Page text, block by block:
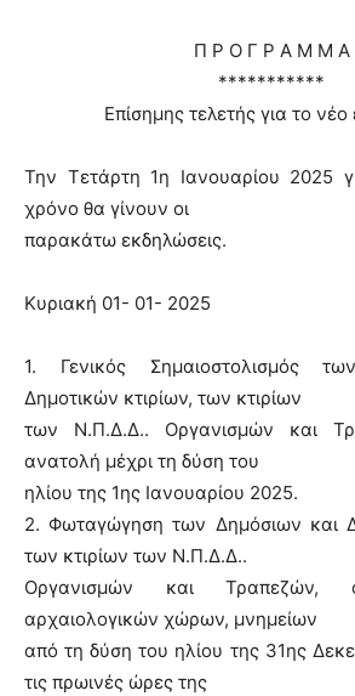
Π Ρ Ο Γ Ρ Α Μ Μ Α
***********
Επίσημης τελετής για το
Την Τετάρτη 1η Ιανουαρίου 2025
χρόνο θα γίνουν οι
παρακάτω εκδηλώσεις.
Κυριακή 01- 01- 2025
1. Γενικός Σημαιοστολισμός
Δημοτικών κτιρίων, των κτιρίων
των Ν.Π.Δ.Δ.. Οργανισμών και
ανατολή μέχρι τη δύση του
ηλίου της 1ης Ιανουαρίου 2025.
2. Φωταγώγηση των Δημόσιων και
των κτιρίων των Ν.Π.Δ.Δ..
Οργανισμών και Τραπεζών,
αρχαιολογικών χώρων, μνημείων
από τη δύση του ηλίου της 31ης
τις πρωινές ώρες της